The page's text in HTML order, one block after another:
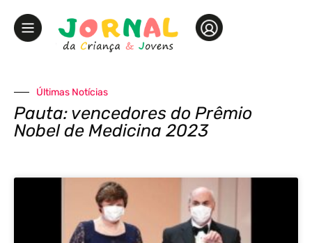
Últimas Notícias
Pauta: vencedores do Prêmio
Nobel de Medicina 2023